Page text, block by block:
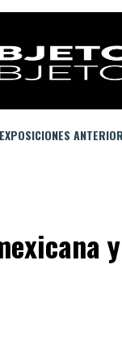
EXPOSICIONES